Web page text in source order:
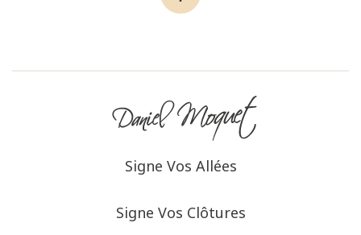
Signe Vos Allées
Signe Vos Clôtures